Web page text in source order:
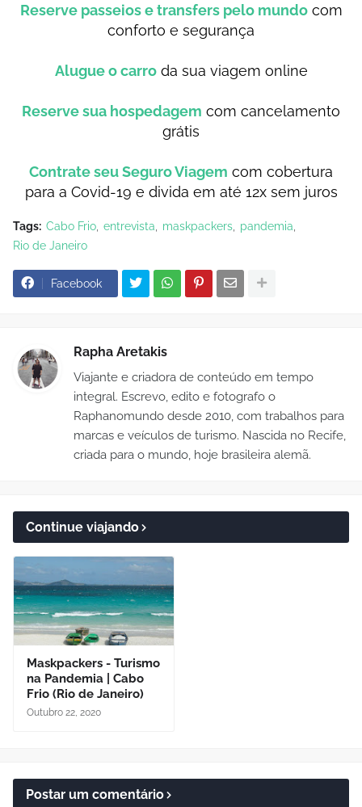
Reserve passeios e transfers pelo mundocom
conforto e segurança
Alugue o carroda sua viagem online
Reserve sua hospedagem com cancelamento
grátis
Contrate seu Seguro Viagem com cobertura
para a Covid-19 e divida em até 12x sem juros
Tags: Cabo Frio entrevista maskpackers
pandemia
Rio de Janeiro
Facebook
Rapha Aretakis
Viajante e criadora de conteúdo em tempo
integral. Escrevo, edito e fotografo o
Raphanomundo desde 2010, com trabalhos para
marcas e veículos de turismo. Nascida no Recife,
criada para o mundo, hoje brasileira alemã.
Continue viajando
Maskpackers - Turismo
na Pandemia | Cabo
Frio (Rio de Janeiro)
Outubro 22, 2020
Postar um comentário